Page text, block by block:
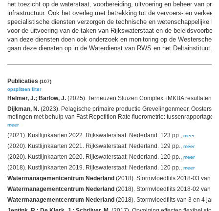
het toezicht op de waterstaat, voorbereiding, uitvoering en beheer van
infrastructuur. Ook het overleg met betrekking tot de vervoers- en
specialistische diensten verzorgen de technische en wetenschappelijke
voor de uitvoering van de taken van Rijkswaterstaat en de
van deze diensten doen ook onderzoek en monitoring op de
gaan deze diensten op in de Waterdienst van RWS en het Deltainstituut.
Publicaties (107)
opsplitsen filter
Helmer, J.; Barlow, J. (2025). Terneuzen Sluizen Complex: iMKBA resultaten.
Dijkman, N. (2023). Pelagische primaire productie Grevelingenmeer,
metingen met behulp van Fast Repetition Rate fluorometrie: tussenrapportage
meer
(2021). Kustlijnkaarten 2022. Rijkswaterstaat: Nederland. 123 pp., meer
(2020). Kustlijnkaarten 2021. Rijkswaterstaat: Nederland. 129 pp., meer
(2020). Kustlijnkaarten 2020. Rijkswaterstaat: Nederland. 120 pp., meer
(2018). Kustlijnkaarten 2019. Rijkswaterstaat: Nederland. 120 pp., meer
Watermanagementcentrum Nederland (2018). Stormvloedflits 2018-03 van 1
Watermanagementcentrum Nederland (2018). Stormvloedflits 2018-02 van
Watermanagementcentrum Nederland (2018). Stormvloedflits van 3 en 4